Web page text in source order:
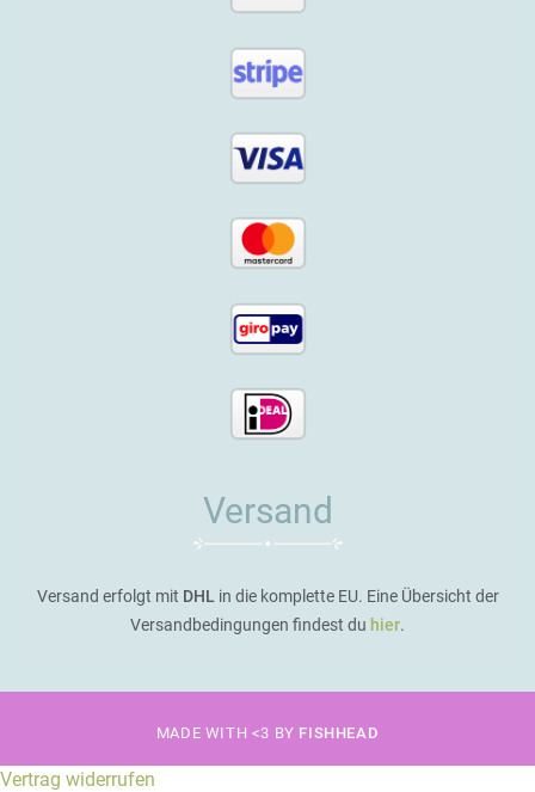
Versand
Versand erfolgt mit DHL in die komplette EU. Eine Übersicht der
Versandbedingungen findest du hier.
MADE WITH <3 BY FISHHEAD
Vertrag widerrufen